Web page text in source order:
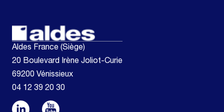
Aldes France (Siège)
20 Boulevard Irène Joliot-Curie
69200 Vénissieux
04 12 39 20 30